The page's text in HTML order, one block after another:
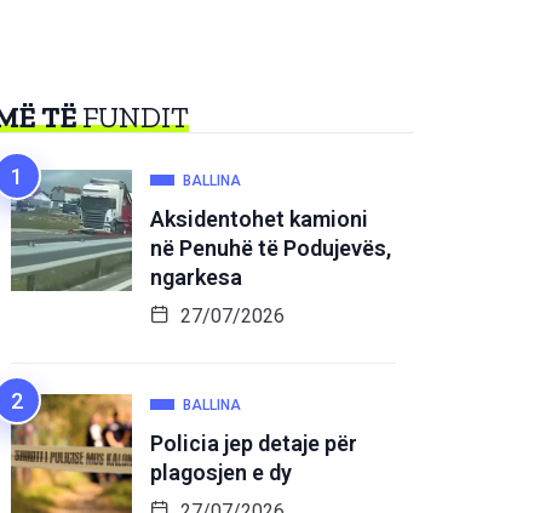
TËFUNDIT
BALLINA
Aksidentohet kamioni
në Penuhë të Podujevës,
ngarkesa
27/07/2026
BALLINA
Policia jep detaje për
plagosjen e dy